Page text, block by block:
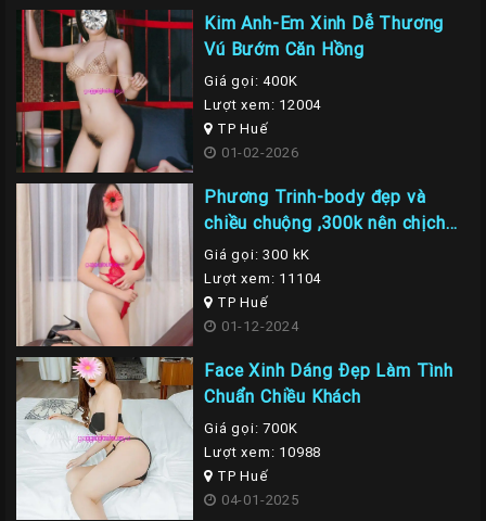
Kim Anh-Em Xinh Dễ Thương
Vú Bướm Căn Hồng
Giá gọi: 400K
Lượt xem: 12004
TP Huế
01-02-2026
Phương Trinh-body đẹp và
chiều chuộng ,300k nên chịch
em là nhất
Giá gọi: 300 kK
Lượt xem: 11104
TP Huế
01-12-2024
Face Xinh Dáng Đẹp Làm Tình
Chuẩn Chiều Khách
Giá gọi: 700K
Lượt xem: 10988
TP Huế
04-01-2025